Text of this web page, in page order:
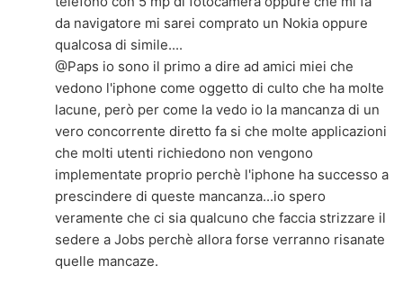
da navigatore mi sarei comprato un Nokia oppure
qualcosa di simile....
@Paps io sono il primo a dire ad amici miei che
vedono l'iphone come oggetto di culto che ha molte
lacune, però per come la vedo io la mancanza di un
vero concorrente diretto fa si che molte applicazioni
che molti utenti richiedono non vengono
implementate proprio perchè l'iphone ha successo a
prescindere di queste mancanza...io spero
veramente che ci sia qualcuno che faccia strizzare il
sedere a Jobs perchè allora forse verranno risanate
quelle mancaze.